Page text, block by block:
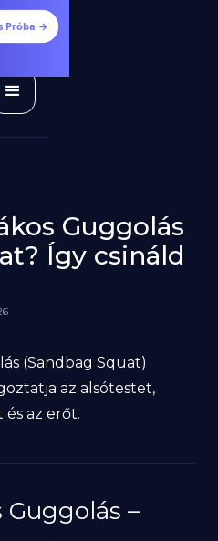
Próba →
Guggolás
Így csináld
(Sandbag Squat)
az alsótestet,
az erőt.
–